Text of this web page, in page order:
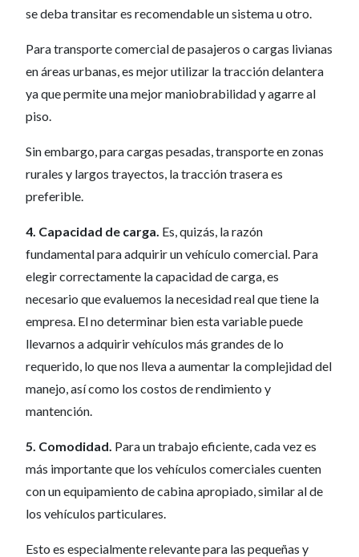
se deba transitar es recomendable un sistema u otro.
Para transporte comercial de pasajeros o cargas livianas
en áreas urbanas, es mejor utilizar la tracción delantera
ya que permite una mejor maniobrabilidad y agarre al
piso.
Sin embargo, para cargas pesadas, transporte en zonas
rurales y largos trayectos, la tracción trasera es
preferible.
4. Capacidad de carga. Es, quizás, la razón
fundamental para adquirir un vehículo comercial. Para
elegir correctamente la capacidad de carga, es
necesario que evaluemos la necesidad real que tiene la
empresa. El no determinar bien esta variable puede
llevarnos a adquirir vehículos más grandes de lo
requerido, lo que nos lleva a aumentar la complejidad del
manejo, así como los costos de rendimiento y
mantención.
5. Comodidad. Para un trabajo eficiente, cada vez es
más importante que los vehículos comerciales cuenten
con un equipamiento de cabina apropiado, similar al de
los vehículos particulares.
Esto es especialmente relevante para las pequeñas y